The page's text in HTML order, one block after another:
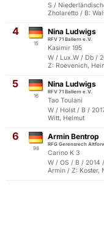
S /
Zholaretto / B:
4
15
Nina Ludwigs
RFV 71 Ballern e.V.
Kasimir 195
W / Lux.W / Db /
Z: Roevenich,
5
16
Nina Ludwigs
RFV 71 Ballern e.V.
Tao Toulani
W / Holst / B /
Witt, Helmut
6
98
Armin Bentrop
RFG Gerensrech
Carino K 3
W / OS / B / 2014
Armin / Z: Koster,